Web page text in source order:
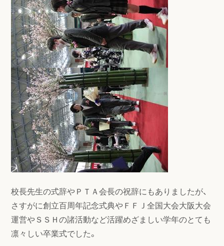
校長先生の式辞やＰＴＡ会長の祝辞にもありましたが、
さすがに創立百周年記念式典やＦＦＪ全国大会大阪大会
運営やＳＳＨの諸活動など活躍めざましい学年のとても
凛々しい卒業式でした。